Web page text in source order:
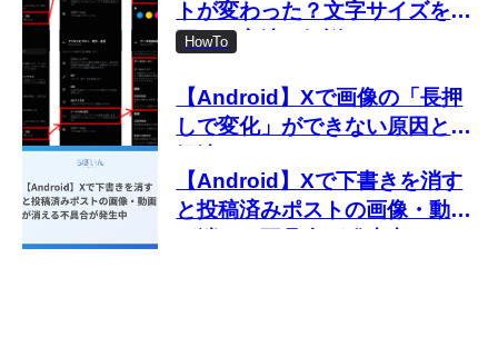
トが変わった？文字サイズを変
更する方法を解説
HowTo
【Android】Xで画像の「長押
しで変化」ができない原因と対
【Android】Xで下書きを消す
と投稿済みポストの画像・動画